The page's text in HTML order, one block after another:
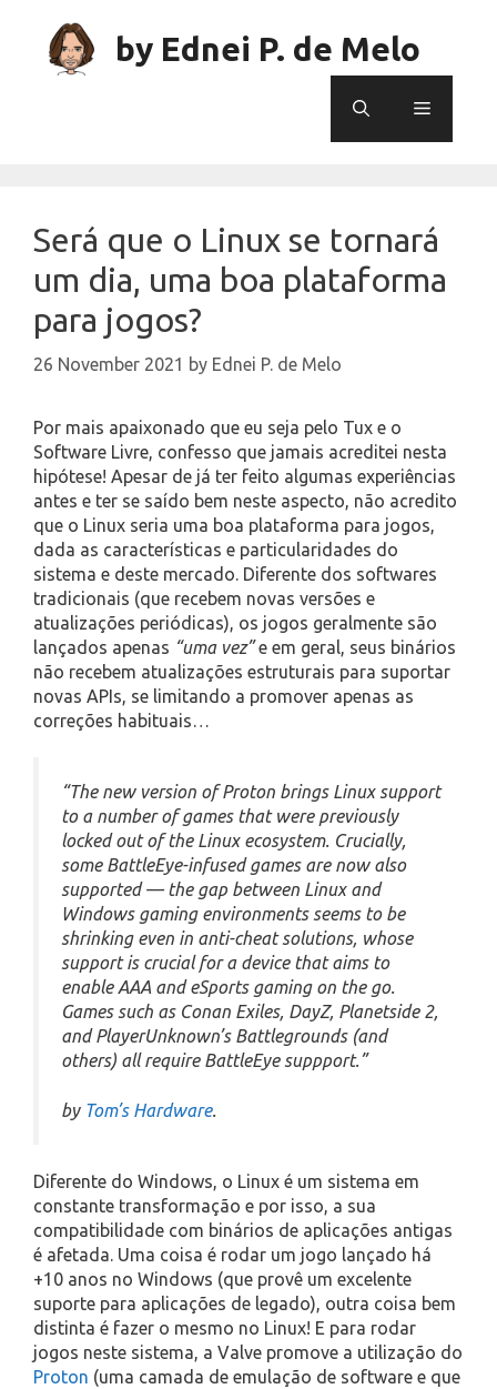
content
by Ednei P. de Melo
Menu
Será que o Linux se tornará
um dia, uma boa plataforma
para jogos?
26 November 2021 by Ednei P. de Melo
Por mais apaixonado que eu seja pelo Tux e o
Software Livre, confesso que jamais acreditei nesta
hipótese! Apesar de já ter feito algumas experiências
antes e ter se saído bem neste aspecto, não acredito
que o Linux seria uma boa plataforma para jogos,
dada as características e particularidades do
sistema e deste mercado. Diferente dos softwares
tradicionais (que recebem novas versões e
atualizações periódicas), os jogos geralmente são
lançados apenas “uma vez”e em geral, seus binários
não recebem atualizações estruturais para suportar
novas APIs, se limitando a promover apenas as
correções habituais…
“The new version of Proton brings Linux support
to a number of games that were previously
locked out of the Linux ecosystem. Crucially,
some BattleEye-infused games are now also
supported — the gap between Linux and
Windows gaming environments seems to be
shrinking even in anti-cheat solutions, whose
support is crucial for a device that aims to
enable AAA and eSports gaming on the go.
Games such as Conan Exiles, DayZ, Planetside 2,
and PlayerUnknown’s Battlegrounds (and
others) all require BattleEye suppport.”
by Tom’s Hardware.
Diferente do Windows, o Linux é um sistema em
constante transformação e por isso, a sua
compatibilidade com binários de aplicações antigas
é afetada. Uma coisa é rodar um jogo lançado há
+10 anos no Windows (que provê um excelente
suporte para aplicações de legado), outra coisa bem
distinta é fazer o mesmo no Linux! E para rodar
jogos neste sistema, a Valve promove a utilização do
Proton (uma camada de emulação de software e que